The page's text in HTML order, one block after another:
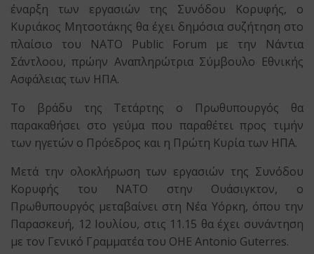
έναρξη των εργασιών της Συνόδου Κορυφής, ο
Κυριάκος Μητσοτάκης θα έχει δημόσια συζήτηση στο
πλαίσιο του NATO Public Forum με την Νάντια
Σάντλοου, πρώην Αναπληρώτρια Σύμβουλο Εθνικής
Ασφάλειας των ΗΠΑ.
Το βράδυ της Τετάρτης ο Πρωθυπουργός θα
παρακαθήσει στο γεύμα που παραθέτει προς τιμήν
των ηγετών ο Πρόεδρος και η Πρώτη Κυρία των ΗΠΑ.
Μετά την ολοκλήρωση των εργασιών της Συνόδου
Κορυφής του ΝΑΤΟ στην Ουάσιγκτον, ο
Πρωθυπουργός μεταβαίνει στη Νέα Υόρκη, όπου την
Παρασκευή, 12 Ιουλίου, στις 11.15 θα έχει συνάντηση
με τον Γενικό Γραμματέα του ΟΗΕ Antonio Guterres.